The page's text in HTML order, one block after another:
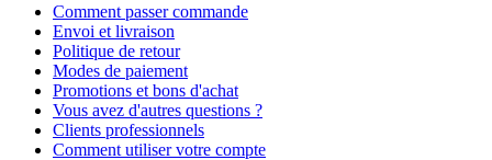
Comment passer commande
Envoi et livraison
Politique de retour
Modes de paiement
Promotions et bons d'achat
Vous avez d'autres questions ?
Clients professionnels
Comment utiliser votre compte